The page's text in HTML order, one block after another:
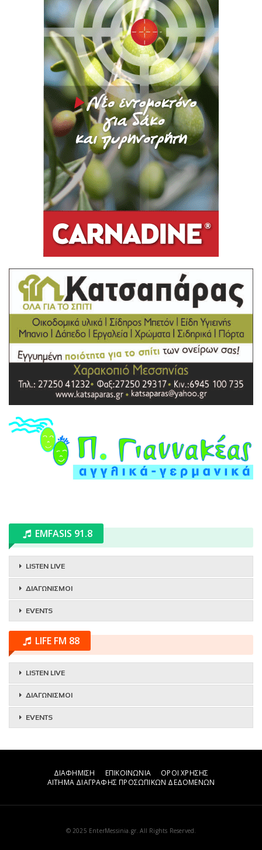
EMFASIS 91.8
LISTEN LIVE
ΔΙΑΓΩΝΙΣΜΟΙ
EVENTS
LIFE FM 88
LISTEN LIVE
ΔΙΑΓΩΝΙΣΜΟΙ
EVENTS
ΔΙΑΦΗΜΙΣΗ ΕΠΙΚΟΙΝΩΝΙΑ
ΟΡΟΙ ΧΡΗΣΗΣ
ΑΙΤΗΜΑ ΔΙΑΓΡΑΦΗΣ ΠΡΟΣΩΠΙΚΩΝ ΔΕΔΟΜΕΝΩΝ
© 2025 EnterMessinia.gr. All Rights Reserved.